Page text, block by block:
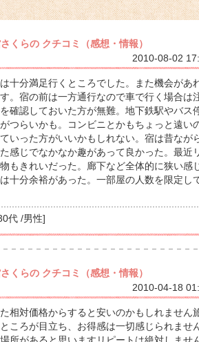
くらの クチコミ（感想・情報）
2010-08-02
十分満足行くところでした。また機会があ
。宿の前は一方通行なので車で行く場合は
確認しておいた方が無難。地下鉄駅やバス
つらいかも。コンビニとかもちょっと遠い
いった方がいいかもしれない。宿は昔なが
感じでなかなか趣があって良かった。最近
もきれいだった。廊下など全体的に狭い感
十分余裕があった。一部屋の人数を限定し
代 /男性]
くらの クチコミ（感想・情報）
2010-04-18
相対価格からすると安いのかもしれません
ころが目立ち、お得感は一切感じられませ
所があると思いますリピートは絶対しませ